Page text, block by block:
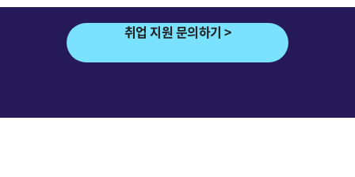
취업 지원 문의하기 >